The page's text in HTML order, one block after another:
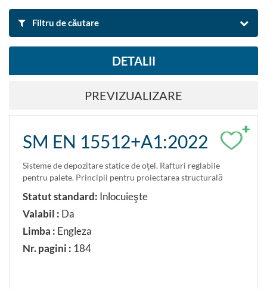
Filtru de căutare
DUPĂ DENUMIRE ȘI DESCRIERE
Căutare Resetare filtre
Exportă rezultatul căutării în Excel
DUPĂ DOMENIU
Transport.Instalații pentru manipularea materialelor
DUPĂ CLASIFICARE
DETALII
PREVIZUALIZARE
+
SM EN 15512+A1:2022
Sisteme de depozitare statice de oţel. Rafturi reglabile
pentru palete. Principii pentru proiectarea structurală
Statut standard: Inlocuieşte
Valabil : Da
Limba : Engleza
Nr. pagini : 184